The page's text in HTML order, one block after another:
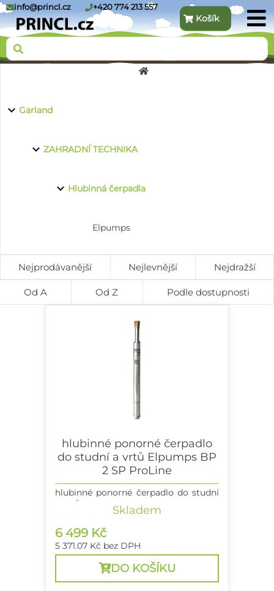
info@princl.cz +420 774 213 557
Košík
1.91.3.216
Garland
ZAHRADNÍ TECHNIKA
Hlubinná čerpadla
Elpumps
Nejprodávanější Nejlevnější Nejdražší
Od A Od Z Podle dostupnosti
hlubinné ponorné čerpadlo
do studní a vrtů Elpumps BP
2 SP ProLine
hlubinné ponorné čerpadlo do studní
a vrtů
Skladem
6 499 Kč
5 371.07 Kč bez DPH
DO KOŠÍKU